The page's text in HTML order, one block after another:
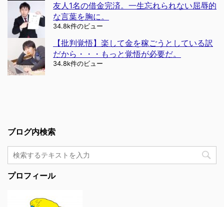
友人1名の借金完済。一生忘れられない屈辱的
な言葉を胸に。
34.8k件のビュー
【批判覚悟】楽して金を稼ごうとしている訳
だから・・・もっと覚悟が必要だ。
34.8k件のビュー
ブログ内検索
プロフィール